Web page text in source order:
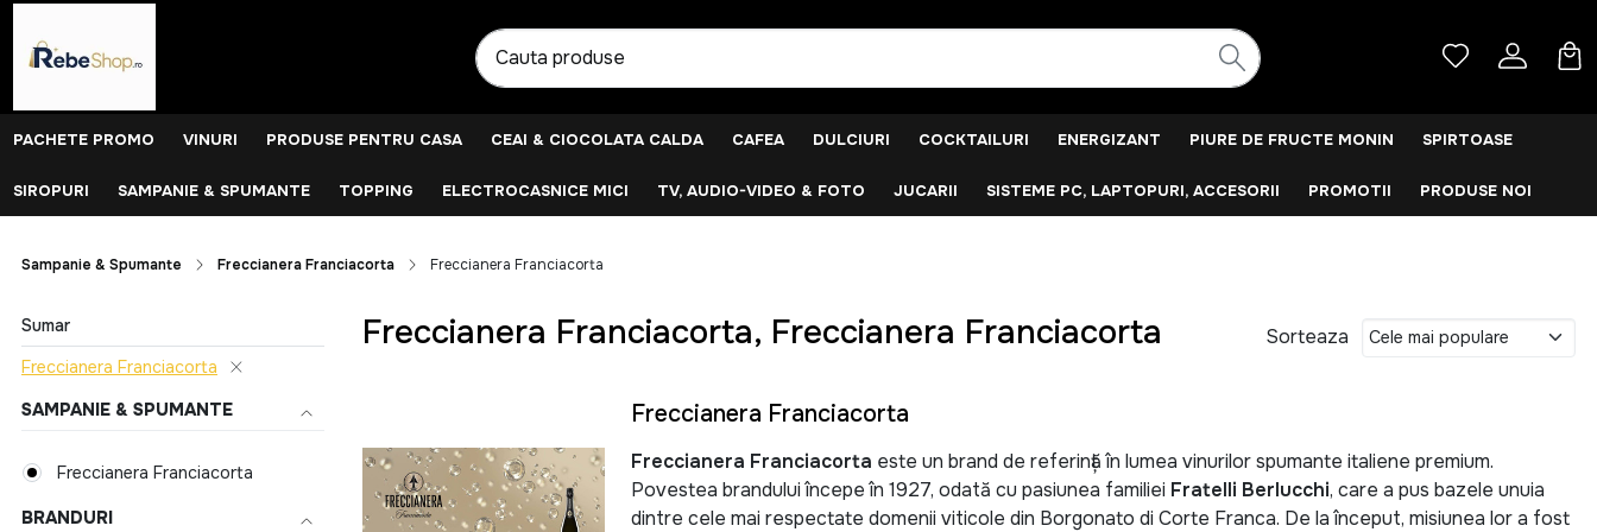
PACHETE PROMO VINURI PRODUSE PENTRU CASA CEAI & CIOCOLATA CALDA CAFEA DULCIURI COCKTAILURI ENERGIZANT PIURE DE FRUCTE MONIN SPIRTOASE
SIROPURI SAMPANIE & SPUMANTE TOPPING ELECTROCASNICE MICI TV, AUDIO-VIDEO & FOTO JUCARII SISTEME PC, LAPTOPURI, ACCESORII PROMOTII PRODUSE NOI
Sampanie & Spumante Freccianera Franciacorta Freccianera Franciacorta
Sumar
Freccianera Franciacorta
SAMPANIE & SPUMANTE
Freccianera Franciacorta
BRANDURI
Freccianera Franciacorta, Freccianera Franciacorta Sorteaza
Freccianera Franciacorta
Freccianera Franciacorta este un brand de referință în lumea vinurilor spumante italiene premium.
Povestea brandului începe în 1927, odată cu pasiunea familiei Fratelli Berlucchi, care a pus bazele unuia
dintre cele mai respectate domenii viticole din Borgonato di Corte Franca. De la început, misiunea lor a fost